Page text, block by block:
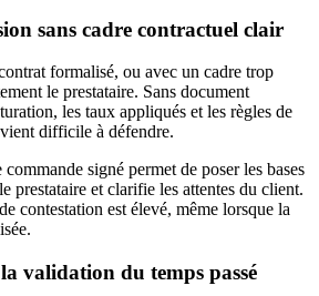
sans cadre contractuel clair
formalisé, ou avec un cadre trop
le prestataire. Sans document
les taux appliqués et les règles de
difficile à défendre.
signé permet de poser les bases
prestataire et clarifie les attentes du client.
contestation est élevé, même lorsque la
validation du temps passé